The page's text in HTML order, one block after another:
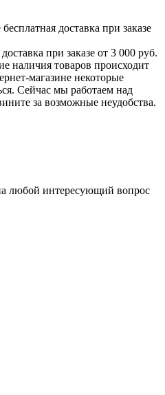
доставка при заказе
при заказе от 3 000 руб.
наличия товаров происходит
магазине некоторые
Сейчас мы работаем над
за возможные неудобства.
любой интересующий вопрос